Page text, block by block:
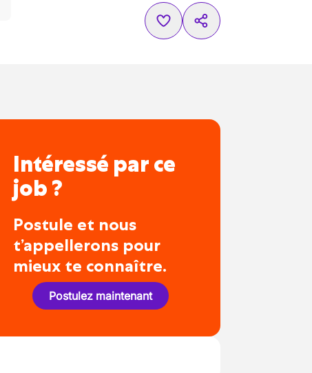
Intéressé par ce
job ?
Postule et nous
t’appellerons pour
mieux te connaître.
Postulez maintenant